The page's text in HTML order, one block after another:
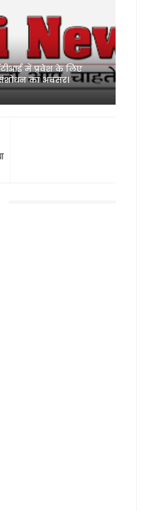
में प्रवेश के लिए
का अवसर।